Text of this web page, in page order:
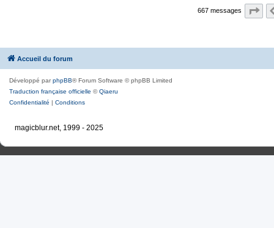
667 messages
Accueil du forum
Développé parphpBB® Forum Software © phpBB Limited
Traduction française officielle ©Qiaeru
Confidentialité | Conditions
magicblur.net, 1999 - 2025